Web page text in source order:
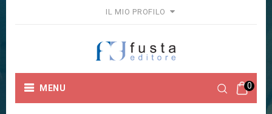
IL MIO PROFILO
0
MENU